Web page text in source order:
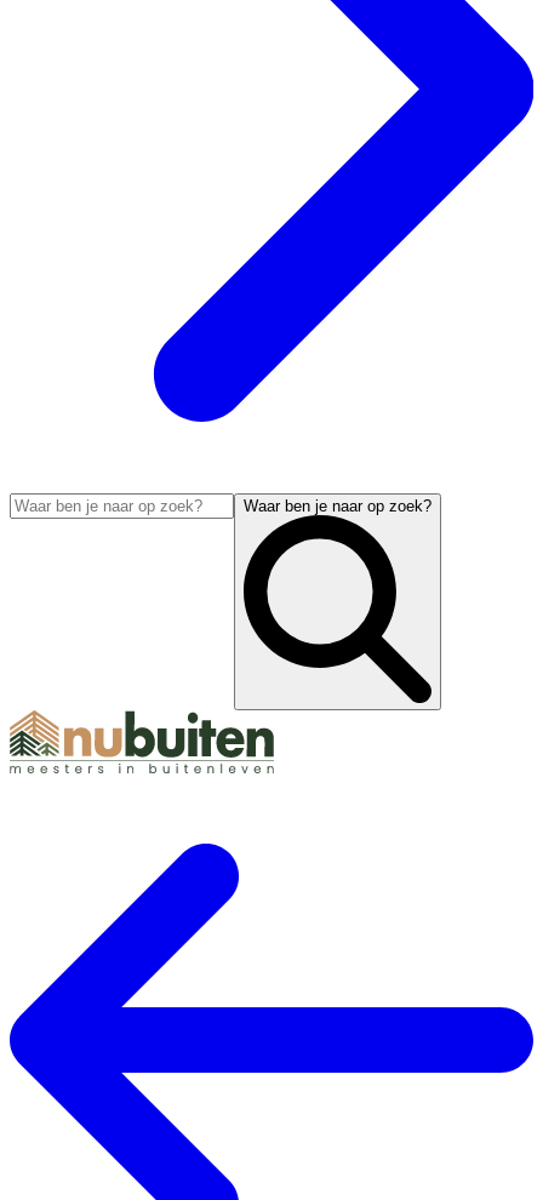
Waar ben je naar op zoek?